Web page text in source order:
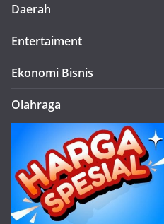
Daerah
Entertaiment
Ekonomi Bisnis
Olahraga